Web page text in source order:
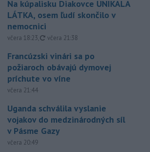
Na kúpalisku Diakovce UNIKALA
LÁTKA, osem ľudí skončilo v
nemocnici
včera 18:23, aktualizované
včera 21:38
Francúzski vinári sa po
požiaroch obávajú dymovej
príchute vo víne
včera 21:44
Uganda schválila vyslanie
vojakov do medzinárodných síl
v Pásme Gazy
včera 20:49